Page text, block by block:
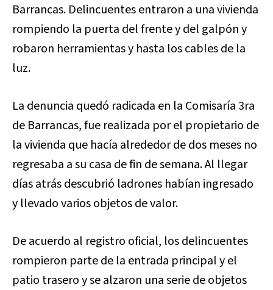
Barrancas. Delincuentes entraron a una vivienda
rompiendo la puerta del frente y del galpón y
robaron herramientas y hasta los cables de la
luz.
La denuncia quedó radicada en la Comisaría 3ra
de Barrancas, fue realizada por el propietario de
la vivienda que hacía alrededor de dos meses no
regresaba a su casa de fin de semana. Al llegar
días atrás descubrió ladrones habían ingresado
y llevado varios objetos de valor.
De acuerdo al registro oficial, los delincuentes
rompieron parte de la entrada principal y el
patio trasero y se alzaron una serie de objetos